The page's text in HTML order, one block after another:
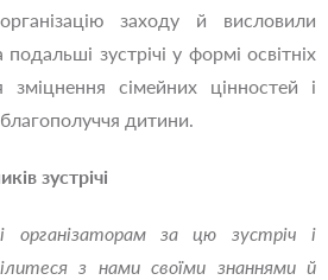
заходу й висловили
зустрічі у формі освітніх
зміцнення сімейних цінностей і
дитини.
зустрічі
організаторам за цю зустріч і
з нами своїми знаннями й